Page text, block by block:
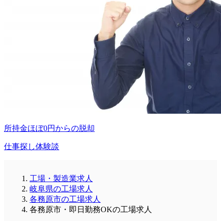
所持金ほぼ0円からの脱却
仕事探し体験談
工場・製造業求人
岐阜県の工場求人
各務原市の工場求人
各務原市・即日勤務OKの工場求人